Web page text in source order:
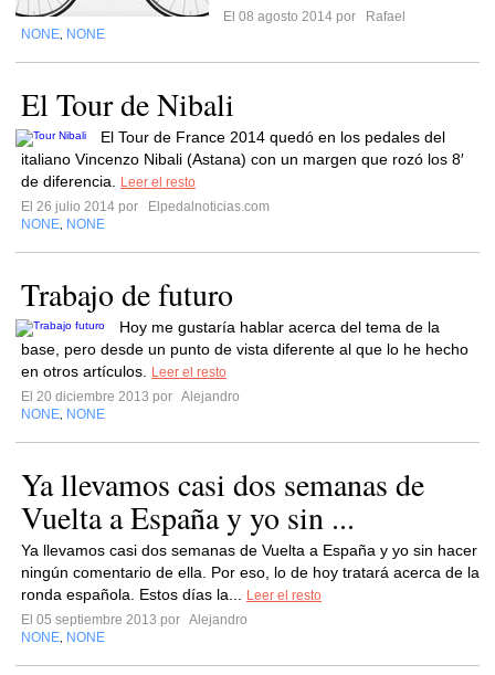
El 08 agosto 2014 por
Rafael
NONE NONE
El Tour de Nibali
El Tour de France 2014 quedó en los pedales del
italiano Vincenzo Nibali (Astana) con un margen que rozó los 8′
de diferencia.
Leer el resto
El 26 julio 2014 por
Elpedalnoticias.com
NONE NONE
Trabajo de futuro
Hoy me gustaría hablar acerca del tema de la
base, pero desde un punto de vista diferente al que lo he hecho
en otros artículos.
Leer el resto
El 20 diciembre 2013 por Alejandro
NONE NONE
Ya llevamos casi dos semanas de
Vuelta a España y yo sin ...
Ya llevamos casi dos semanas de Vuelta a España y yo sin hacer
ningún comentario de ella. Por eso, lo de hoy tratará acerca de la
ronda española. Estos días la...
Leer el resto
El 05 septiembre 2013 por Alejandro
NONE NONE